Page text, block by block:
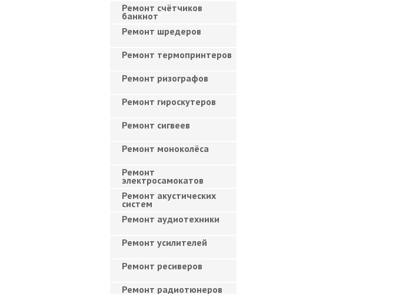
Ремонт счётчиков
банкнот
Ремонт шредеров
Ремонт термопринтеров
Ремонт ризографов
Ремонт гироскутеров
Ремонт сигвеев
Ремонт моноколёса
Ремонт
электросамокатов
Ремонт акустических
систем
Ремонт аудиотехники
Ремонт усилителей
Ремонт ресиверов
Ремонт радиотюнеров